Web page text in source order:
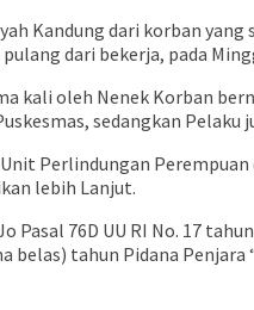
Kandung dari korban
dari bekerja, pada
kali oleh Nenek Korban
sedangkan
Perlindungan
lebih Lanjut.
Pasal 76D UU RI No. 17
belas) tahun Pidana Penjara